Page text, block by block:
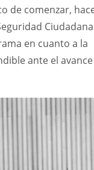
de comenzar,
en cuanto a la
ante el avance